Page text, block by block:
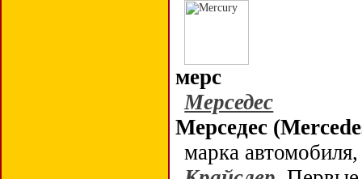
мерс
Мерседес
Мерседес
марка